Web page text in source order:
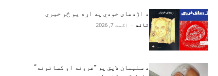
+
د اژدهای خودي په اړه یو څو خبري
تاند - اګست 7, 2026
د سلېمان لایق پر “غرونه او کساتونه”